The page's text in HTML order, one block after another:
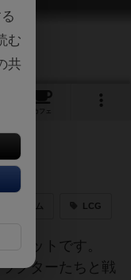
カフェ
！
ードゲーム LCG
セットです。
クターたちと戦
む
共